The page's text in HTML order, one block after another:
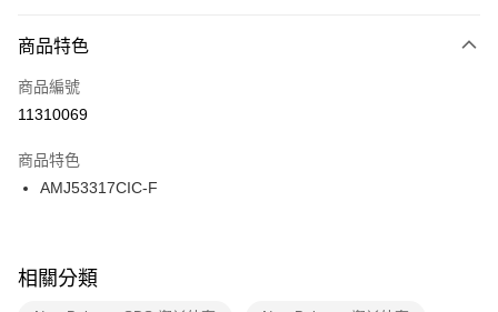
３．安心：先確認商品／服務後，再付款。
【「AFTEE先享後付」結帳流程】
１．於結帳方式選擇「AFTEE先享後付」後，將跳轉至「AFTEE先享後付」
２．訂單成立數日內，您將收到繳費通知簡訊。
３．收到繳費通知簡訊後14天內，點擊此簡訊中的連結，可透過四大超商／
ATM／網路銀行／等多元方式進行付款，方視為交易完成。
※ 交易是否成功請以「AFTEE先享後付 」之結帳頁面顯示為準，若有關於
是否繳費成功／繳費後需取消欲退款等相關疑問，請聯繫「AFTEE先享後付
每筆NT$100，滿NT$1,500(含以上)免運費
宅配
每筆NT$100，滿NT$1,500(含以上)免運費
付款後門市自取
每筆NT$100，滿NT$1,500(含以上)免運費
商品特色
商品編號
11310069
商品特色
AMJ53317CIC-F
相關分類